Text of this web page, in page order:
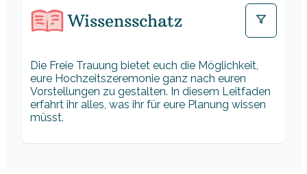
Wissensschatz
Die Freie Trauung bietet euch die Möglichkeit,
eure Hochzeitszeremonie ganz nach euren
Vorstellungen zu gestalten. In diesem Leitfaden
erfahrt ihr alles, was ihr für eure Planung wissen
müsst.